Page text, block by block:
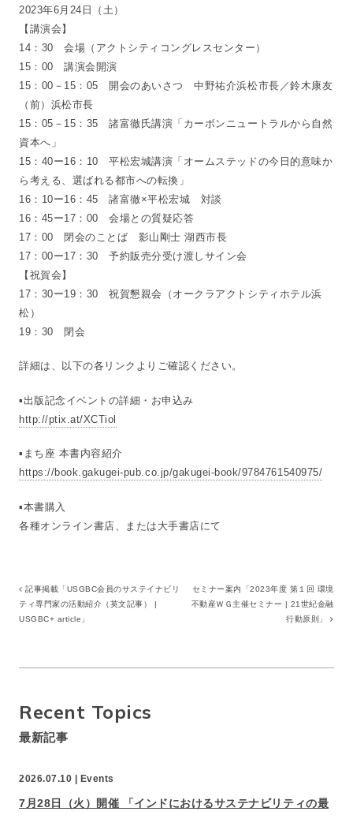
2023年6月24日（土）
【講演会】
14：30 会場（アクトシティコングレスセンター）
15：00 講演会開演
15：00－15：05 開会のあいさつ 中野祐介浜松市長／鈴木康友
（前）浜松市長
15：05－15：35 諸富徹氏講演「カーボンニュートラルから自然
資本へ」
15：40ー16：10 平松宏城講演「オームステッドの今日的意味か
ら考える、選ばれる都市への転換」
16：10ー16：45 諸富徹×平松宏城 対談
16：45ー17：00 会場との質疑応答
17：00 閉会のことば 影山剛士 湖西市長
17：00ー17：30 予約販売分受け渡しサイン会
【祝賀会】
17：30ー19：30 祝賀懇親会（オークラアクトシティホテル浜
松）
19：30 閉会
詳細は、以下の各リンクよりご確認ください。
▪出版記念イベントの詳細・お申込み
http://ptix.at/XCTiol
▪まち座 本書内容紹介
https://book.gakugei-pub.co.jp/gakugei-book/9784761540975/
▪本書購入
各種オンライン書店、または大手書店にて
記事掲載「USGBC会員のサステイナビリ
ティ専門家の活動紹介（英文記事） |
USGBC+ article」
セミナー案内「2023年度 第１回 環境
不動産ＷＧ主催セミナー | 21世紀金融
行動原則」
Recent Topics
最新記事
2026.07.10 | Events
7月28日（火）開催 「インドにおけるサステナビリティの最